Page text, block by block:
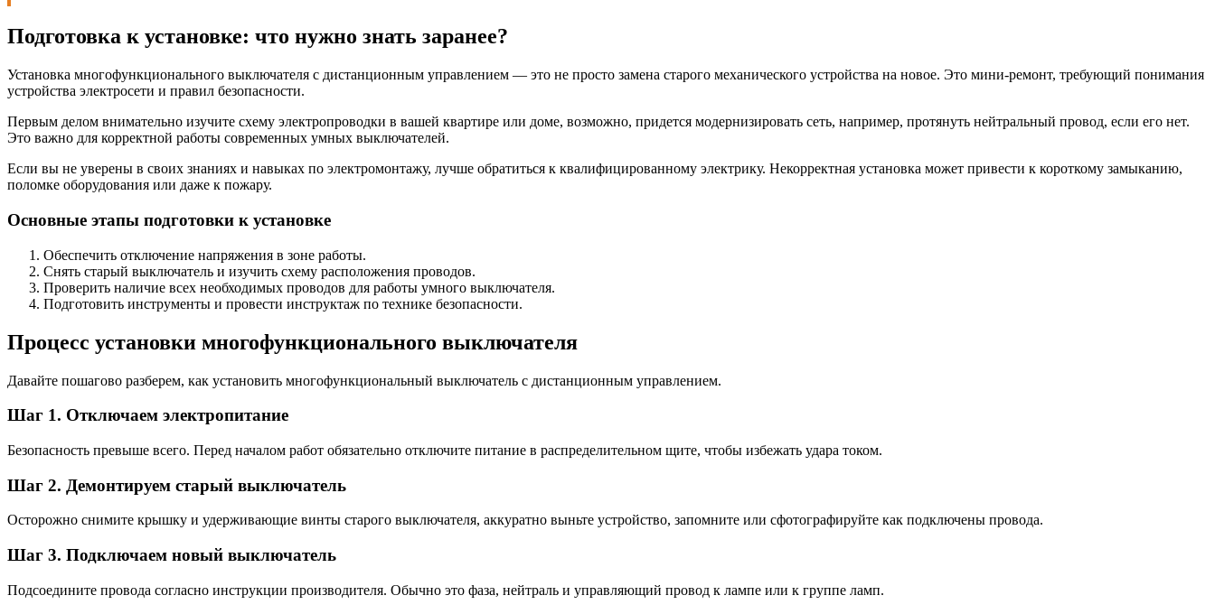
Подготовка к установке: что нужно знать заранее?
Установка многофункционального выключателя с дистанционным управлением — это не просто замена старого механического устройства на новое. Это мини-ремонт, требующий понимания
устройства электросети и правил безопасности.
Первым делом внимательно изучите схему электропроводки в вашей квартире или доме, возможно, придется модернизировать сеть, например, протянуть нейтральный провод, если его нет.
Это важно для корректной работы современных умных выключателей.
Если вы не уверены в своих знаниях и навыках по электромонтажу, лучше обратиться к квалифицированному электрику. Некорректная установка может привести к короткому замыканию,
поломке оборудования или даже к пожару.
Основные этапы подготовки к установке
Обеспечить отключение напряжения в зоне работы.
Снять старый выключатель и изучить схему расположения проводов.
Проверить наличие всех необходимых проводов для работы умного выключателя.
Подготовить инструменты и провести инструктаж по технике безопасности.
Процесс установки многофункционального выключателя
Давайте пошагово разберем, как установить многофункциональный выключатель с дистанционным управлением.
Шаг 1. Отключаем электропитание
Безопасность превыше всего. Перед началом работ обязательно отключите питание в распределительном щите, чтобы избежать удара током.
Шаг 2. Демонтируем старый выключатель
Осторожно снимите крышку и удерживающие винты старого выключателя, аккуратно выньте устройство, запомните или сфотографируйте как подключены провода.
Шаг 3. Подключаем новый выключатель
Подсоедините провода согласно инструкции производителя. Обычно это фаза, нейтраль и управляющий провод к лампе или к группе ламп.